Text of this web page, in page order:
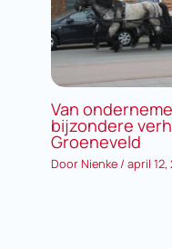
Van
bijzondere
Groeneveld
DoorNienke/april